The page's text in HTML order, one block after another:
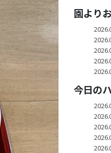
園より
今日の